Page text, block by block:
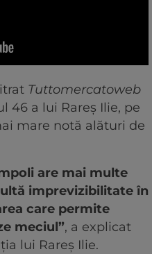
Tuttomercatoweb
46 a lui Rareș Ilie, pe
mare notă alături de
are mai multe
imprevizibilitate în
care permite
meciul”, a explicat
lui Rareș Ilie.